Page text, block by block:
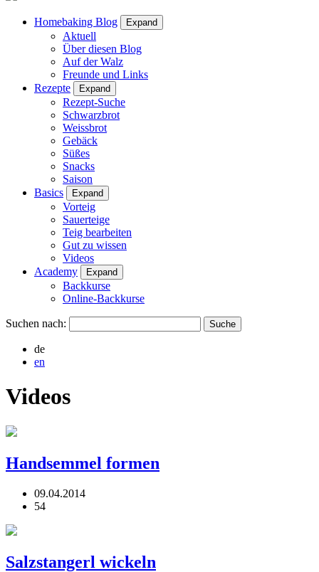
Homebaking Blog Expand
Aktuell
Über diesen Blog
Auf der Walz
Freunde und Links
Rezepte
Expand
Rezept-Suche
Schwarzbrot
Weissbrot
Gebäck
Süßes
Snacks
Saison
Basics
Expand
Vorteig
Sauerteige
Teig bearbeiten
Gut zu wissen
Videos
Academy
Expand
Backkurse
Online-Backkurse
Suchen nach:
de
en
Videos
Handsemmel formen
09.04.2014
54
Salzstangerl wickeln